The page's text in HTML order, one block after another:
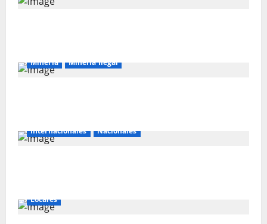
Mineria Mineria Ilegal
Internacionales Nacionales
Locales